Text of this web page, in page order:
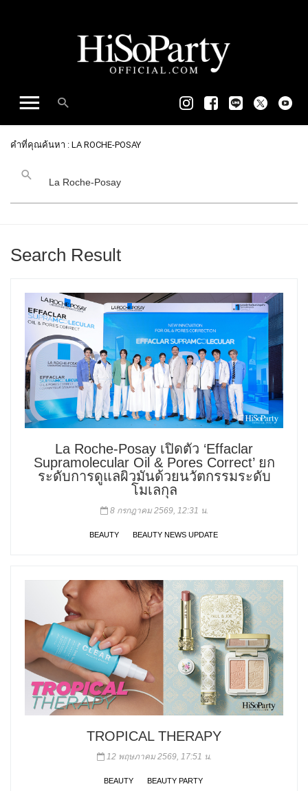
คำที่คุณค้นหา : LA ROCHE-POSAY
Search Result
La Roche-Posay เปิดตัว ‘Effaclar
Supramolecular Oil & Pores Correct’ ยก
ระดับการดูแลผิวมันด้วยนวัตกรรมระดับ
โมเลกุล
8 กรกฎาคม 2569, 12:31 น.
BEAUTY BEAUTY NEWS UPDATE
TROPICAL THERAPY
12 พฤษภาคม 2569, 17:51 น.
BEAUTY BEAUTY PARTY